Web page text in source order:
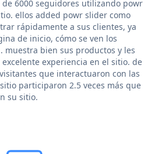
de 6000 seguidores utilizando powr
ellos added powr slider como
rápidamente a sus clientes, ya
de inicio, cómo se ven los
muestra bien sus productos y les
experiencia en el sitio. de
que interactuaron con las
participaron 2.5 veces más que
su sitio.